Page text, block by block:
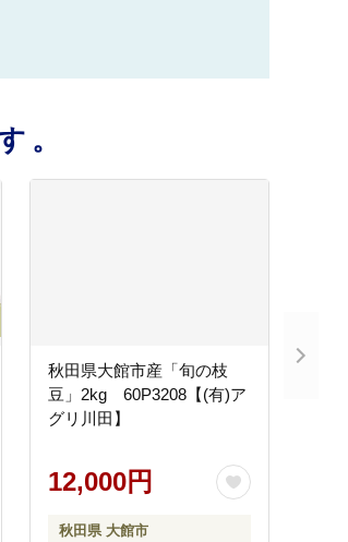
。
秋田県大館市産「旬の枝
豆」2kg 60P3208【(有)ア
グリ川田】
12,000円
秋田県 大館市